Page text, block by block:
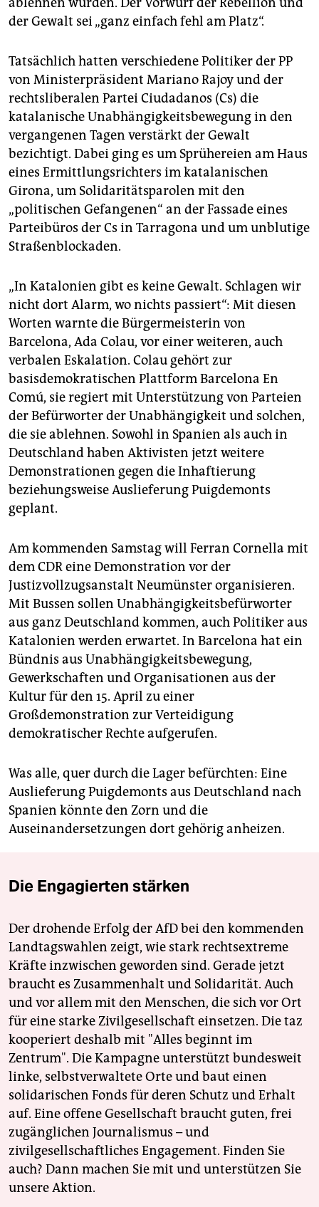
der Gewalt sei „ganz einfach fehl am Platz“.
Tatsächlich hatten verschiedene Politiker der PP
von Ministerpräsident Mariano Rajoy und der
rechtsliberalen Partei Ciudadanos (Cs) die
katalanische Unabhängigkeitsbewegung in den
vergangenen Tagen verstärkt der Gewalt
bezichtigt. Dabei ging es um Sprühereien am Haus
eines Ermittlungsrichters im katalanischen
Girona, um Solidaritätsparolen mit den
„politischen Gefangenen“ an der Fassade eines
Parteibüros der Cs in Tarragona und um unblutige
Straßenblockaden.
„In Katalonien gibt es keine Gewalt. Schlagen wir
nicht dort Alarm, wo nichts passiert“: Mit diesen
Worten warnte die Bürgermeisterin von
Barcelona, Ada Colau, vor einer weiteren, auch
verbalen Eskalation. Colau gehört zur
basisdemokratischen Plattform Barcelona En
Comú, sie regiert mit Unterstützung von Parteien
der Befürworter der Unabhängigkeit und solchen,
die sie ablehnen. Sowohl in Spanien als auch in
Deutschland haben Aktivisten jetzt weitere
Demonstrationen gegen die Inhaftierung
beziehungsweise Auslieferung Puigdemonts
geplant.
Am kommenden Samstag will Ferran Cornella mit
dem CDR eine Demonstration vor der
Justizvollzugsanstalt Neumünster organisieren.
Mit Bussen sollen Unabhängigkeitsbefürworter
aus ganz Deutschland kommen, auch Politiker aus
Katalonien werden erwartet. In Barcelona hat ein
Bündnis aus Unabhängigkeitsbewegung,
Gewerkschaften und Organisationen aus der
Kultur für den 15. April zu einer
Großdemonstration zur Verteidigung
demokratischer Rechte aufgerufen.
Was alle, quer durch die Lager befürchten: Eine
Auslieferung Puig­demonts aus Deutschland nach
Spanien könnte den Zorn und die
Auseinandersetzungen dort gehörig anheizen.
Die Engagierten stärken
Der drohende Erfolg der AfD bei den kommenden
Landtagswahlen zeigt, wie stark rechtsextreme
Kräfte inzwischen geworden sind. Gerade jetzt
braucht es Zusammenhalt und Solidarität. Auch
und vor allem mit den Menschen, die sich vor Ort
für eine starke Zivilgesellschaft einsetzen. Die taz
kooperiert deshalb mit "Alles beginnt im
Zentrum". Die Kampagne unterstützt bundesweit
linke, selbstverwaltete Orte und baut einen
solidarischen Fonds für deren Schutz und Erhalt
auf. Eine offene Gesellschaft braucht guten, frei
zugänglichen Journalismus – und
zivilgesellschaftliches Engagement. Finden Sie
auch? Dann machen Sie mit und unterstützen Sie
unsere Aktion.